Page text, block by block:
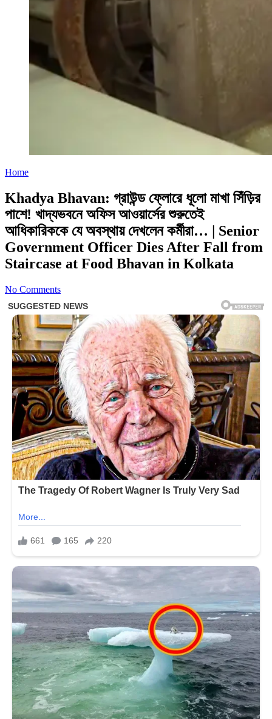
Home
Khadya Bhavan: গ্রাউন্ড ফ্লোরে ধূলো মাখা সিঁড়ির
পাশে! খাদ্যভবনে অফিস আওয়ার্সের শুরুতেই
আধিকারিককে যে অবস্থায় দেখলেন কর্মীরা… | Senior
Government Officer Dies After Fall from
Staircase at Food Bhavan in Kolkata
No Comments